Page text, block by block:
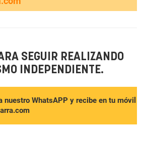
SEGUIR REALIZANDO
INDEPENDIENTE.
nuestro WhatsAPP y recibe en tu móvil